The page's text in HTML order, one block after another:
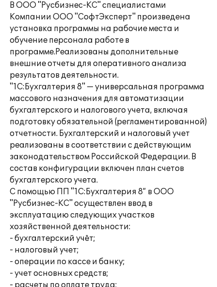
В ООО "Русбизнес-КС" специалистами
Компании ООО "СофтЭксперт" произведена
установка программы на рабочие места и
обучение персонала работе в
программе.Реализованы дополнительные
внешние отчеты для оперативного анализа
результатов деятельности.
"1С:Бухгалтерия 8" — универсальная программа
массового назначения для автоматизации
бухгалтерского и налогового учета, включая
подготовку обязательной (регламентированной)
отчетности. Бухгалтерский и налоговый учет
реализованы в соответствии с действующим
законодательством Российской Федерации. В
состав конфигурации включен план счетов
бухгалтерского учета.
С помощью ПП "1С:Бухгалтерия 8” в ООО
"Русбизнес-КС" осуществлен ввод в
эксплуатацию следующих участков
хозяйственной деятельности:
- бухгалтерский учёт;
- налоговый учет;
- операции по кассе и банку;
- учет основных средств;
- расчеты по оплате труда;